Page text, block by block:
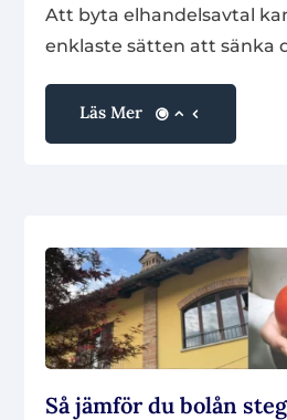
Att byta elhandelsavtal
enklaste sätten att sänka
Läs Mer
Så jämför du bolån